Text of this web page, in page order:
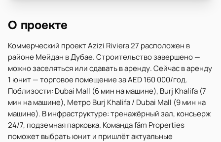
О проекте
Коммерческий проект Azizi Riviera 27 расположен в
районе Мейдан в Дубае. Строительство завершено —
можно заселяться или сдавать в аренду. Сейчас в аренду
1 юнит — торговое помещение за AED 160 000/год.
Поблизости: Dubai Mall (6 мин на машине), Burj Khalifa (7
мин на машине), Метро Burj Khalifa / Dubai Mall (9 мин на
машине). В инфраструктуре: тренажёрный зал, консьерж
24/7, подземная парковка. Команда fäm Properties
поможет выбрать юнит и пришлёт актуальные